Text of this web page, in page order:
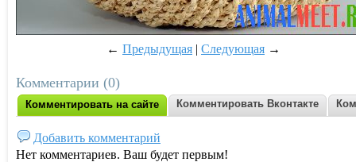
← Предыдущая | Следующая →
Комментарии (0)
Комментировать на сайте Комментировать Вконтакте
Добавить комментарий
Нет комментариев. Ваш будет первым!